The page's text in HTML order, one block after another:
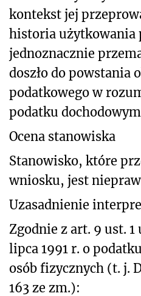
kontekst jej
historia użytkowania
jednoznacznie
doszło do powstania
podatkowego w
podatku
Ocena stanowiska
Stanowisko, które
wniosku, jest
Uzasadnienie
Zgodnie z art. 9 ust.
lipca 1991 r. o
osób fizycznych (t. j.
163 ze zm.):